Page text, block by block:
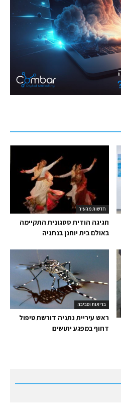
חדשות מהעיר
חגיגה הודית ססגונית התקיימה
באולם בית יוחנן בנתניה
בריאות וסביבה
ראש עיריית נתניה דורשת טיפול
דחוף במפגע יתושים